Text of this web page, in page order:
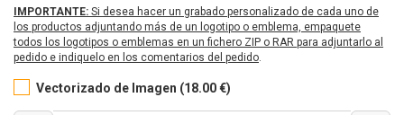
IMPORTANTE: Si desea hacer un grabado personalizado de cada uno de
los productos adjuntando más de un logotipo o emblema, empaquete
todos los logotipos o emblemas en un fichero ZIP o RAR para adjuntarlo al
pedido e indiquelo en los comentarios del pedido.
Vectorizado de Imagen (18.00 €)